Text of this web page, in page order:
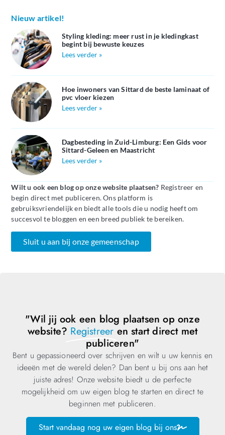
Nieuw artikel!
Styling kleding: meer rust in je kledingkast
begint bij bewuste keuzes
Lees verder »
Hoe inwoners van Sittard de beste laminaat of
pvc vloer kiezen
Lees verder »
Dagbesteding in Zuid-Limburg: Een Gids voor
Sittard-Geleen en Maastricht
Lees verder »
Wilt u ook een blog op onze website plaatsen? Registreer en
begin direct met publiceren. Ons platform is
gebruiksvriendelijk en biedt alle tools die u nodig heeft om
succesvol te bloggen en een breed publiek te bereiken.
Sluit u aan bij onze gemeenschap
"Wil jij ook een blog plaatsen op onze
website? Registreer en start direct met
publiceren"
Bent u gepassioneerd over schrijven en wilt u uw kennis en
ideeën met de wereld delen? Dan bent u bij ons aan het
juiste adres! Onze website biedt u de perfecte
mogelijkheid om uw eigen blog te starten en direct te
beginnen met publiceren.
Start vandaag nog uw eigen blog bij ons